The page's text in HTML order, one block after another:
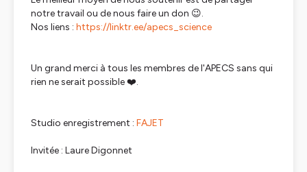
notre travail ou de nous faire un don 😉.
Nos liens : https://linktr.ee/apecs_science
Un grand merci à tous les membres de l'APECS sans qui
rien ne serait possible ❤️.
Studio enregistrement : FAJET
Invitée : Laure Digonnet